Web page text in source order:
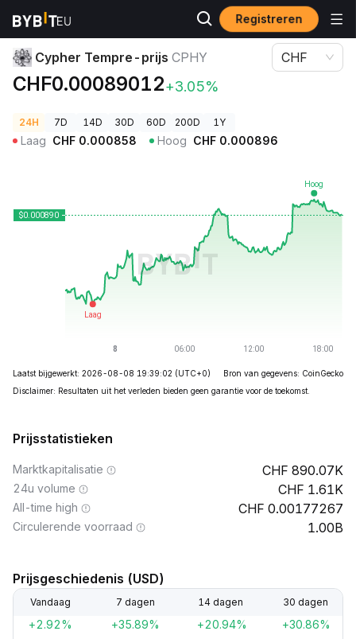
Registreren
Cryptoprijzen Cypher Tempre-prijs CPHY
Cypher Tempre-prijs CPHY
CHF0.00089012+3.05%
CHF
24H 7D 14D 30D 60D 200D 1Y
Laag CHF 0.000858 Hoog CHF 0.000896
Laatst bijgewerkt: 2026-08-08 19:39:02 (UTC+0)
Bron van gegevens: CoinGecko
Disclaimer: Resultaten uit het verleden bieden geen garantie voor de toekomst.
Prijsstatistieken
Marktkapitalisatie 890.07K
24u volume 1.61K
All-time high 0.00177267
Circulerende voorraad 1.00B
Prijsgeschiedenis (USD)
Vandaag 7 dagen 14 dagen 30 dagen
+2.92% +35.89% +20.94% +30.86%